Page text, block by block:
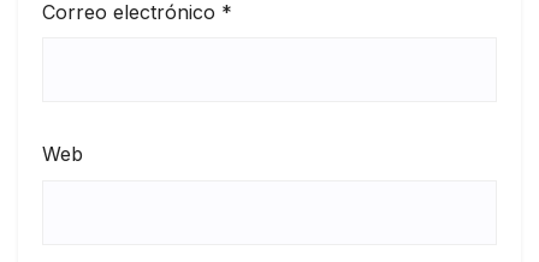
Correo electrónico *
Web